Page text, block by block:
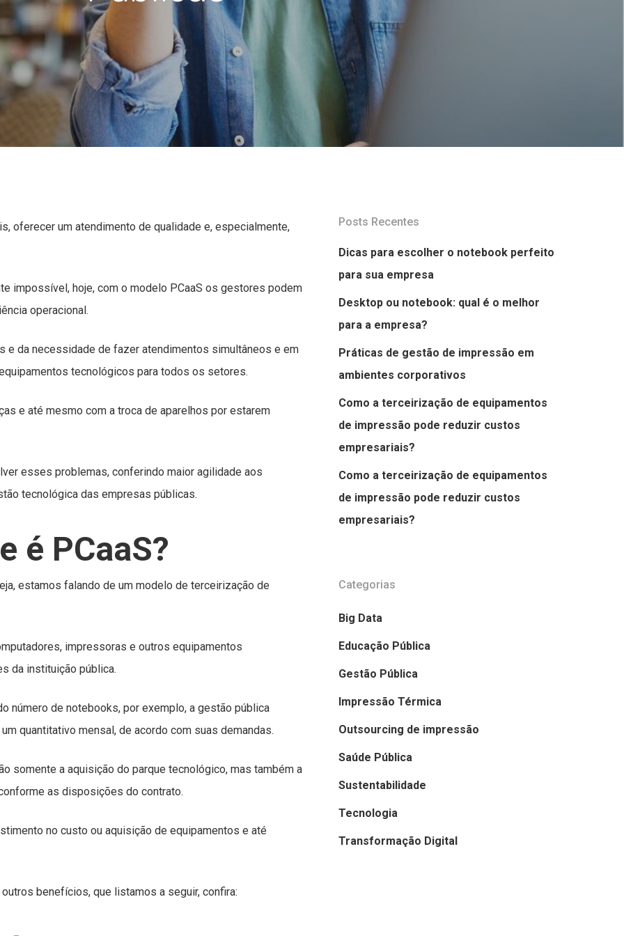
oferecer um atendimento de qualidade e, especialmente,
impossível, hoje, com o modelo PCaaS os gestores podem
operacional.
e da necessidade de fazer atendimentos simultâneos e em
tecnológicos para todos os setores.
e até mesmo com a troca de aparelhos por estarem
esses problemas, conferindo maior agilidade aos
tecnológica das empresas públicas.
é PCaaS?
estamos falando de um modelo de terceirização de
impressoras e outros equipamentos
da instituição pública.
número de notebooks, por exemplo, a gestão pública
quantitativo mensal, de acordo com suas demandas.
somente a aquisição do parque tecnológico, mas também a
as disposições do contrato.
no custo ou aquisição de equipamentos e até
benefícios, que listamos a seguir, confira:
Posts Recentes
Dicas para escolher o notebook perfeito
para sua empresa
Desktop ou notebook: qual é o melhor
para a empresa?
Práticas de gestão de impressão em
ambientes corporativos
Como a terceirização de equipamentos
de impressão pode reduzir custos
empresariais?
Como a terceirização de equipamentos
de impressão pode reduzir custos
empresariais?
Categorias
Big Data
Educação Pública
Gestão Pública
Impressão Térmica
Outsourcing de impressão
Saúde Pública
Sustentabilidade
Tecnologia
Transformação Digital